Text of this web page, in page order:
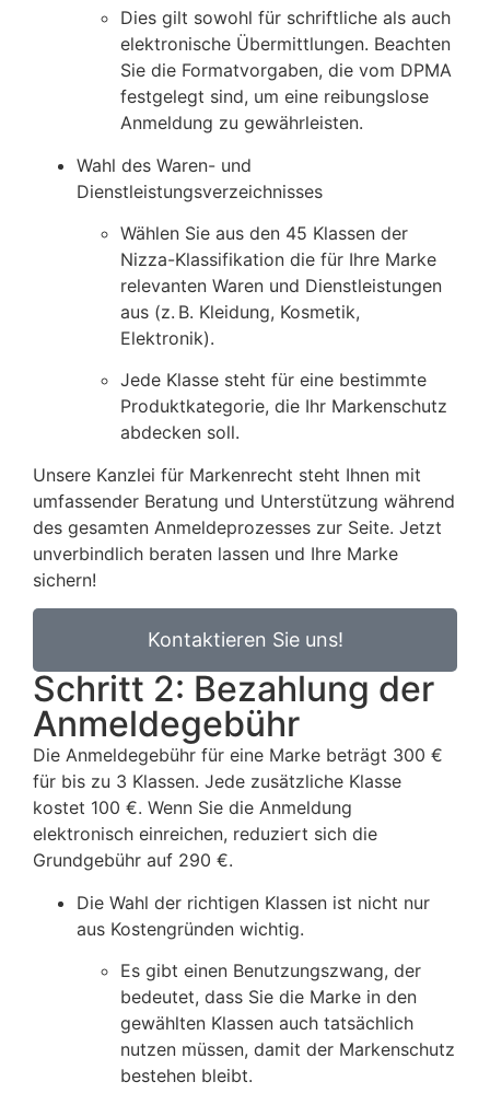
Dies gilt sowohl für schriftliche als auch
elektronische Übermittlungen. Beachten
Sie die Formatvorgaben, die vom DPMA
festgelegt sind, um eine reibungslose
Anmeldung zu gewährleisten.
Wahl des Waren- und
Dienstleistungsverzeichnisses
Wählen Sie aus den 45 Klassen der
Nizza-Klassifikation die für Ihre Marke
relevanten Waren und Dienstleistungen
aus (z. B. Kleidung, Kosmetik,
Elektronik).
Jede Klasse steht für eine bestimmte
Produktkategorie, die Ihr Markenschutz
abdecken soll.
Unsere Kanzlei für Markenrecht steht Ihnen mit
umfassender Beratung und Unterstützung während
des gesamten Anmeldeprozesses zur Seite. Jetzt
unverbindlich beraten lassen und Ihre Marke
sichern!
Kontaktieren Sie uns!
Schritt 2: Bezahlung der
Anmeldegebühr
Die Anmeldegebühr für eine Marke beträgt 300 €
für bis zu 3 Klassen. Jede zusätzliche Klasse
kostet 100 €. Wenn Sie die Anmeldung
elektronisch einreichen, reduziert sich die
Grundgebühr auf 290 €.
Die Wahl der richtigen Klassen ist nicht nur
aus Kostengründen wichtig.
Es gibt einen Benutzungszwang, der
bedeutet, dass Sie die Marke in den
gewählten Klassen auch tatsächlich
nutzen müssen, damit der Markenschutz
bestehen bleibt.